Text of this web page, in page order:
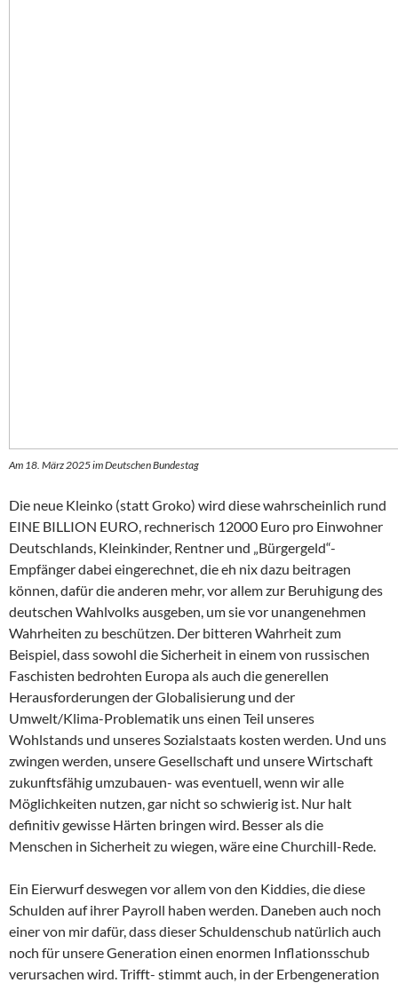
Am 18. März 2025 im Deutschen Bundestag
Die neue Kleinko (statt Groko) wird diese wahrscheinlich rund
EINE BILLION EURO, rechnerisch 12000 Euro pro Einwohner
Deutschlands, Kleinkinder, Rentner und „Bürgergeld“-
Empfänger dabei eingerechnet, die eh nix dazu beitragen
können, dafür die anderen mehr, vor allem zur Beruhigung des
deutschen Wahlvolks ausgeben, um sie vor unangenehmen
Wahrheiten zu beschützen. Der bitteren Wahrheit zum
Beispiel, dass sowohl die Sicherheit in einem von russischen
Faschisten bedrohten Europa als auch die generellen
Herausforderungen der Globalisierung und der
Umwelt/Klima-Problematik uns einen Teil unseres
Wohlstands und unseres Sozialstaats kosten werden. Und uns
zwingen werden, unsere Gesellschaft und unsere Wirtschaft
zukunftsfähig umzubauen- was eventuell, wenn wir alle
Möglichkeiten nutzen, gar nicht so schwierig ist. Nur halt
definitiv gewisse Härten bringen wird. Besser als die
Menschen in Sicherheit zu wiegen, wäre eine Churchill-Rede.
Ein Eierwurf deswegen vor allem von den Kiddies, die diese
Schulden auf ihrer Payroll haben werden. Daneben auch noch
einer von mir dafür, dass dieser Schuldenschub natürlich auch
noch für unsere Generation einen enormen Inflationsschub
verursachen wird. Trifft- stimmt auch, in der Erbengeneration